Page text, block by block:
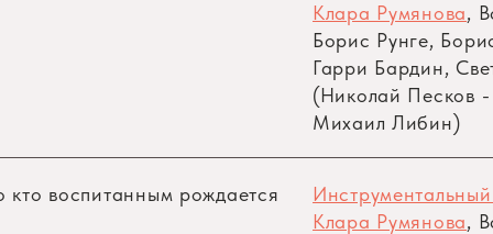
но даже и завтрашние новости. Вот,
того, что будет завтра, даже Ворон предсказать
опасность… Ты спросишь, почему же волшебные
бывает предел. Ты ведь не забыл, что у
глубокой тайной, и никакие уши, даже
Клара Румянова,
Борис Рунге,
Гарри Бардин,
(Николай Песков -
Михаил Либин)
воспитанным рождается
Клара Румянова,